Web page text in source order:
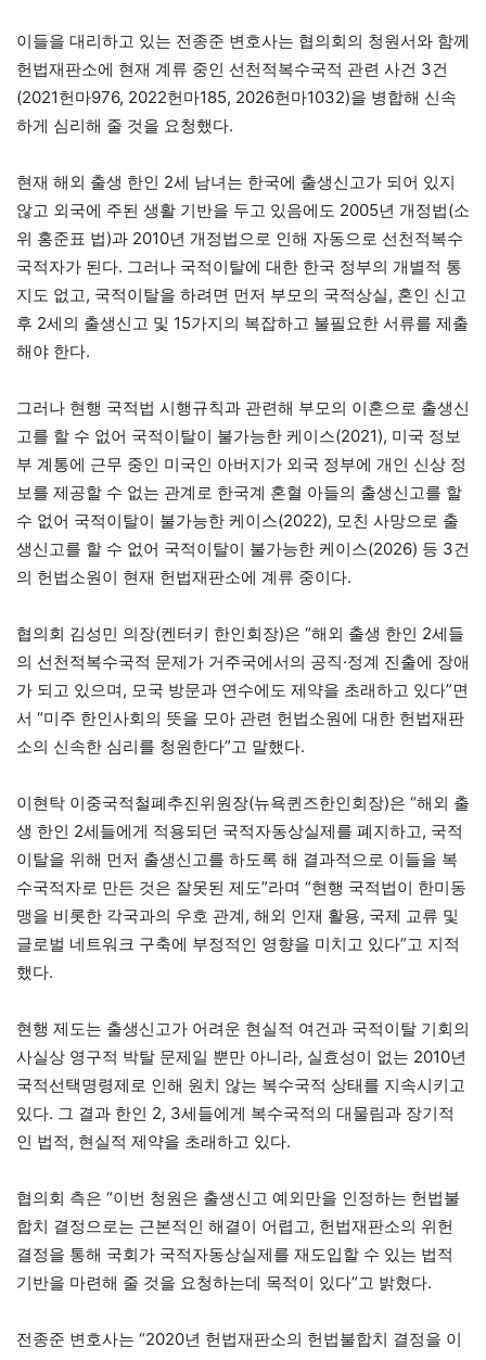
이들을 대리하고 있는 전종준 변호사는 협의회의 청원서와 함께
헌법재판소에 현재 계류 중인 선천적복수국적 관련 사건 3건
(2021헌마976, 2022헌마185, 2026헌마1032)을 병합해 신속
하게 심리해 줄 것을 요청했다.
현재 해외 출생 한인 2세 남녀는 한국에 출생신고가 되어 있지
않고 외국에 주된 생활 기반을 두고 있음에도 2005년 개정법(소
위 홍준표 법)과 2010년 개정법으로 인해 자동으로 선천적복수
국적자가 된다. 그러나 국적이탈에 대한 한국 정부의 개별적 통
지도 없고, 국적이탈을 하려면 먼저 부모의 국적상실, 혼인 신고
후 2세의 출생신고 및 15가지의 복잡하고 불필요한 서류를 제출
해야 한다.
그러나 현행 국적법 시행규칙과 관련해 부모의 이혼으로 출생신
고를 할 수 없어 국적이탈이 불가능한 케이스(2021), 미국 정보
부 계통에 근무 중인 미국인 아버지가 외국 정부에 개인 신상 정
보를 제공할 수 없는 관계로 한국계 혼혈 아들의 출생신고를 할
수 없어 국적이탈이 불가능한 케이스(2022), 모친 사망으로 출
생신고를 할 수 없어 국적이탈이 불가능한 케이스(2026) 등 3건
의 헌법소원이 현재 헌법재판소에 계류 중이다.
협의회 김성민 의장(켄터키 한인회장)은 “해외 출생 한인 2세들
의 선천적복수국적 문제가 거주국에서의 공직·정계 진출에 장애
가 되고 있으며, 모국 방문과 연수에도 제약을 초래하고 있다”면
서 “미주 한인사회의 뜻을 모아 관련 헌법소원에 대한 헌법재판
소의 신속한 심리를 청원한다”고 말했다.
이현탁 이중국적철폐추진위원장(뉴욕퀸즈한인회장)은 “해외 출
생 한인 2세들에게 적용되던 국적자동상실제를 폐지하고, 국적
이탈을 위해 먼저 출생신고를 하도록 해 결과적으로 이들을 복
수국적자로 만든 것은 잘못된 제도”라며 “현행 국적법이 한미동
맹을 비롯한 각국과의 우호 관계, 해외 인재 활용, 국제 교류 및
글로벌 네트워크 구축에 부정적인 영향을 미치고 있다”고 지적
했다.
현행 제도는 출생신고가 어려운 현실적 여건과 국적이탈 기회의
사실상 영구적 박탈 문제일 뿐만 아니라, 실효성이 없는 2010년
국적선택명령제로 인해 원치 않는 복수국적 상태를 지속시키고
있다. 그 결과 한인 2, 3세들에게 복수국적의 대물림과 장기적
인 법적, 현실적 제약을 초래하고 있다.
협의회 측은 “이번 청원은 출생신고 예외만을 인정하는 헌법불
합치 결정으로는 근본적인 해결이 어렵고, 헌법재판소의 위헌
결정을 통해 국회가 국적자동상실제를 재도입할 수 있는 법적
기반을 마련해 줄 것을 요청하는데 목적이 있다”고 밝혔다.
전종준 변호사는 “2020년 헌법재판소의 헌법불합치 결정을 이